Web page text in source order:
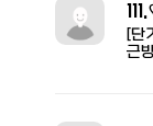
[단
근